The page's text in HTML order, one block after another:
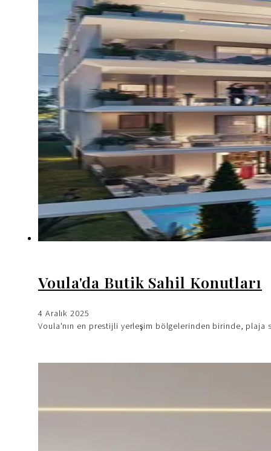
Voula'da Butik Sahil Konutları
4 Aralık 2025
Voula'nın en prestijli yerleşim bölgelerinden birinde, plaja